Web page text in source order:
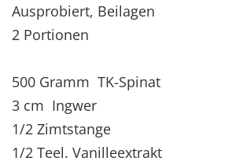
Ausprobiert, Beilagen
2 Portionen
500 Gramm TK-Spinat
3 cm Ingwer
1/2 Zimtstange
1/2 Teel. Vanilleextrakt